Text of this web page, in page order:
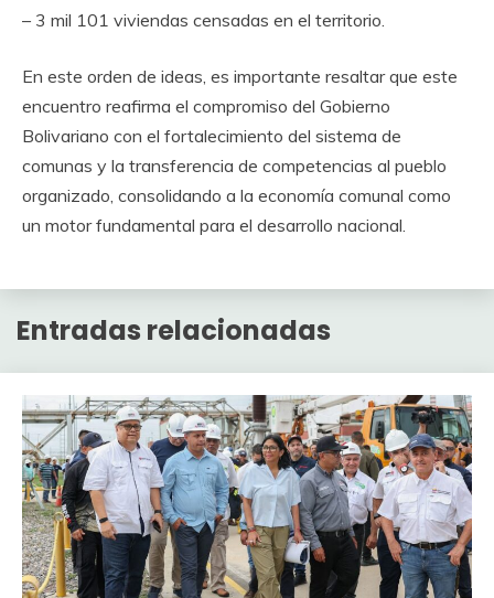
– 3 mil 101 viviendas censadas en el territorio.
En este orden de ideas, es importante resaltar que este
encuentro reafirma el compromiso del Gobierno
Bolivariano con el fortalecimiento del sistema de
comunas y la transferencia de competencias al pueblo
organizado, consolidando a la economía comunal como
un motor fundamental para el desarrollo nacional.
Entradas relacionadas